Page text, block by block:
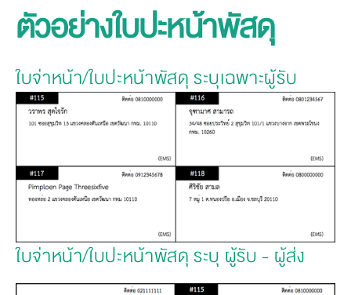
ตัวอย่างใบปะหน้าพัสดุ
ใบจ่าหน้า/ใบปะหน้าพัสดุ ระบุเฉพาะผู้รับ
ใบจ่าหน้า/ใบปะหน้าพัสดุ ระบุ ผู้รับ - ผู้ส่ง